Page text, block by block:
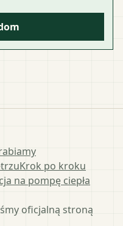
Krok po kroku
na pompę ciepła
oficjalną stroną